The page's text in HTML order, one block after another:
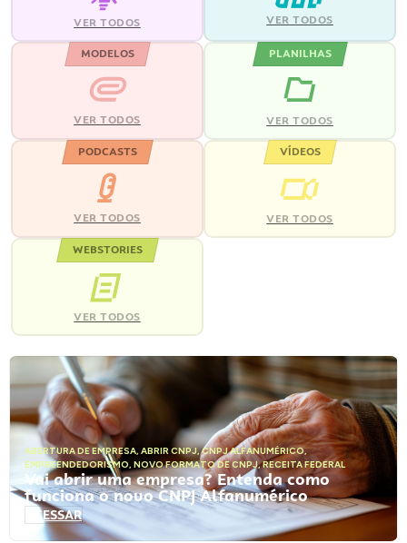
VER TODOS VER TODOS
MODELOS
VER TODOS
PLANILHAS
VER TODOS
PODCASTS
VER TODOS
VÍDEOS
VER TODOS
WEBSTORIES
VER TODOS
ABERTURA DE EMPRESA, ABRIR CNPJ,CNPJ ALFANUMÉRICO,
EMPREENDEDORISMO, NOVO FORMATO DE CNPJ,RECEITA FEDERAL
Vai abrir uma empresa? Entenda como
funciona o novo CNPJ Alfanumérico
ACESSAR